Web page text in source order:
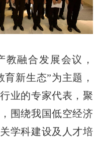
融合发展会议，
新生态”为主题，
业的专家代表，聚
围绕我国低空经济
学科建设及人才培